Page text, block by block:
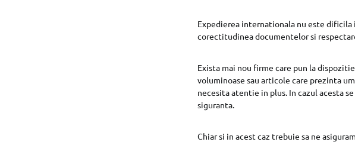
Expedierea internationala nu este
corectitudinea documentelor si
Exista mai nou firme care pun la
voluminoase sau articole care prezinta
necesita atentie in plus. In cazul acesta
siguranta.
Chiar si in acest caz trebuie sa ne